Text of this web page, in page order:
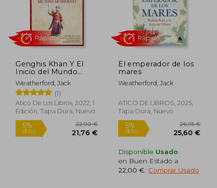
Genghis Khan Y El
Inicio del Mundo
Moderno
Weatherford, Jack
(1)
Atico De Los Libros, 2022, 1
Edición, Tapa Dura, Nuevo
Rápido
El emperador de los
mares
Weatherford, Jack
ATICO DE LIBROS, 2025,
Tapa Dura, Nuevo
Rápido
Disponible Usado
en Buen Estado a
22,00 € Comprar Usado